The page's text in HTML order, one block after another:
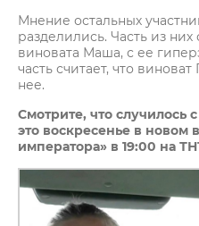
Мнение остальных
разделились. Часть из них
виновата Маша, с ее
часть считает, что
нее.
Смотрите, что
это воскресенье в новом
императора» в 19:00 на